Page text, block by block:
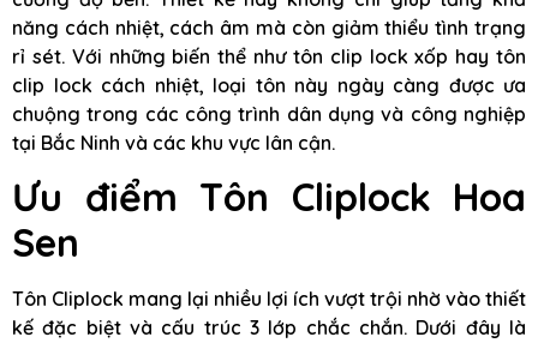
năng cách nhiệt, cách âm mà còn giảm thiểu tình trạng
rỉ sét. Với những biến thể như tôn clip lock xốp hay tôn
clip lock cách nhiệt, loại tôn này ngày càng được ưa
chuộng trong các công trình dân dụng và công nghiệp
tại Bắc Ninh và các khu vực lân cận.
Ưu điểm Tôn Cliplock Hoa
Sen
Tôn Cliplock mang lại nhiều lợi ích vượt trội nhờ vào thiết
kế đặc biệt và cấu trúc 3 lớp chắc chắn. Dưới đây là